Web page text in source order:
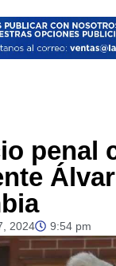
penal
2024 9:54 pm